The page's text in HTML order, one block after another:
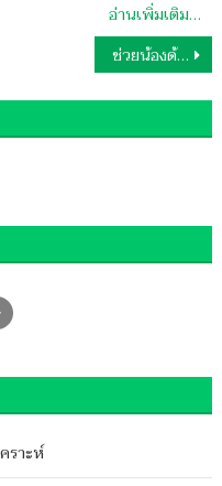
อ่านเพิ่มเติม…
ช่วยน้องด้วยตกหลุมถ่านนิ้วเท้าหงิกงอเดินลำบากไม่มีเงินผ่าตัด
ร์กองทัพภาค 4 เจอพายุฝน
นกลางสนามกีฬา
นบน
กองทัพ
ราะห์